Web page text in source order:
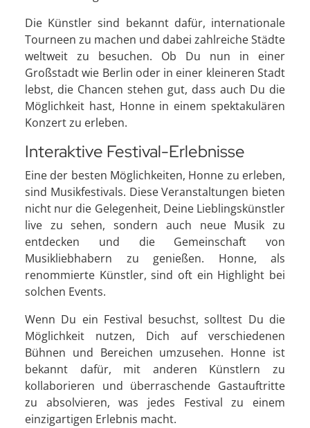
Die Künstler sind bekannt dafür, internationale
Tourneen zu machen und dabei zahlreiche Städte
weltweit zu besuchen. Ob Du nun in einer
Großstadt wie Berlin oder in einer kleineren Stadt
lebst, die Chancen stehen gut, dass auch Du die
Möglichkeit hast, Honne in einem spektakulären
Konzert zu erleben.
Interaktive Festival-Erlebnisse
Eine der besten Möglichkeiten, Honne zu erleben,
sind Musikfestivals. Diese Veranstaltungen bieten
nicht nur die Gelegenheit, Deine Lieblingskünstler
live zu sehen, sondern auch neue Musik zu
entdecken und die Gemeinschaft von
Musikliebhabern zu genießen. Honne, als
renommierte Künstler, sind oft ein Highlight bei
solchen Events.
Wenn Du ein Festival besuchst, solltest Du die
Möglichkeit nutzen, Dich auf verschiedenen
Bühnen und Bereichen umzusehen. Honne ist
bekannt dafür, mit anderen Künstlern zu
kollaborieren und überraschende Gastauftritte
zu absolvieren, was jedes Festival zu einem
einzigartigen Erlebnis macht.